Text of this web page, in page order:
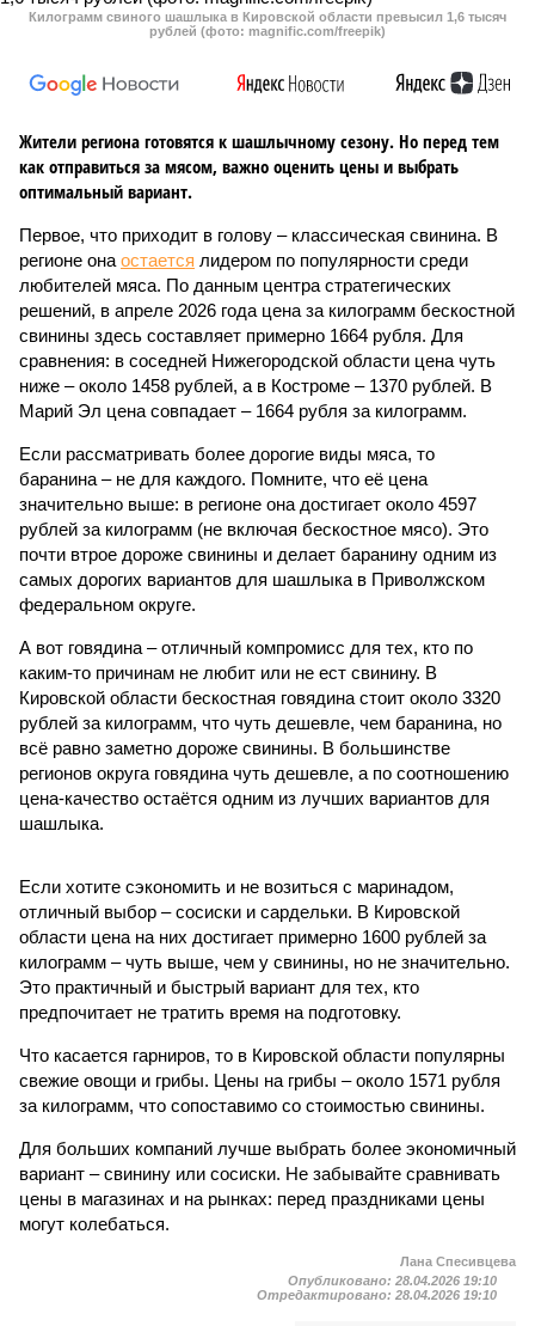
Килограмм свиного шашлыка в Кировской области превысил 1,6 тысяч
рублей (фото: magnific.com/freepik)
Жители региона готовятся к шашлычному сезону. Но перед тем
как отправиться за мясом, важно оценить цены и выбрать
оптимальный вариант.
Первое, что приходит в голову – классическая свинина. В
регионе она остается лидером по популярности среди
любителей мяса. По данным центра стратегических
решений, в апреле 2026 года цена за килограмм бескостной
свинины здесь составляет примерно 1664 рубля. Для
сравнения: в соседней Нижегородской области цена чуть
ниже – около 1458 рублей, а в Костроме – 1370 рублей. В
Марий Эл цена совпадает – 1664 рубля за килограмм.
Если рассматривать более дорогие виды мяса, то
баранина – не для каждого. Помните, что её цена
значительно выше: в регионе она достигает около 4597
рублей за килограмм (не включая бескостное мясо). Это
почти втрое дороже свинины и делает баранину одним из
самых дорогих вариантов для шашлыка в Приволжском
федеральном округе.
А вот говядина – отличный компромисс для тех, кто по
каким-то причинам не любит или не ест свинину. В
Кировской области бескостная говядина стоит около 3320
рублей за килограмм, что чуть дешевле, чем баранина, но
всё равно заметно дороже свинины. В большинстве
регионов округа говядина чуть дешевле, а по соотношению
цена-качество остаётся одним из лучших вариантов для
шашлыка.
Если хотите сэкономить и не возиться с маринадом,
отличный выбор – сосиски и сардельки. В Кировской
области цена на них достигает примерно 1600 рублей за
килограмм – чуть выше, чем у свинины, но не значительно.
Это практичный и быстрый вариант для тех, кто
предпочитает не тратить время на подготовку.
Что касается гарниров, то в Кировской области популярны
свежие овощи и грибы. Цены на грибы – около 1571 рубля
за килограмм, что сопоставимо со стоимостью свинины.
Для больших компаний лучше выбрать более экономичный
вариант – свинину или сосиски. Не забывайте сравнивать
цены в магазинах и на рынках: перед праздниками цены
могут колебаться.
Лана Спесивцева
Опубликовано: 28.04.2026 19:10
Отредактировано: 28.04.2026 19:10